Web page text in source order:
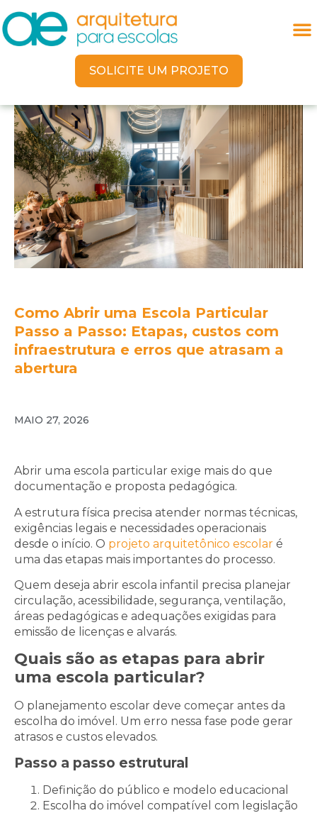
SOLICITE UM PROJETO
Como Abrir uma Escola Particular
Passo a Passo: Etapas, custos com
infraestrutura e erros que atrasam a
abertura
MAIO 27, 2026
Abrir uma escola particular exige mais do que
documentação e proposta pedagógica.
A estrutura física precisa atender normas técnicas,
exigências legais e necessidades operacionais
desde o início. O projeto arquitetônico escolar é
uma das etapas mais importantes do processo.
Quem deseja abrir escola infantil precisa planejar
circulação, acessibilidade, segurança, ventilação,
áreas pedagógicas e adequações exigidas para
emissão de licenças e alvarás.
Quais são as etapas para abrir
uma escola particular?
O planejamento escolar deve começar antes da
escolha do imóvel. Um erro nessa fase pode gerar
atrasos e custos elevados.
Passo a passo estrutural
Definição do público e modelo educacional
Escolha do imóvel compatível com legislação